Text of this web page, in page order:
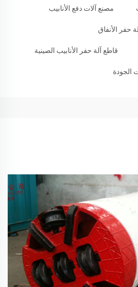
مصنع آلات دفع الأنابيب
حفر الأنفاق
قاطع آلة حفر الأنابيب الصينية
الجودة